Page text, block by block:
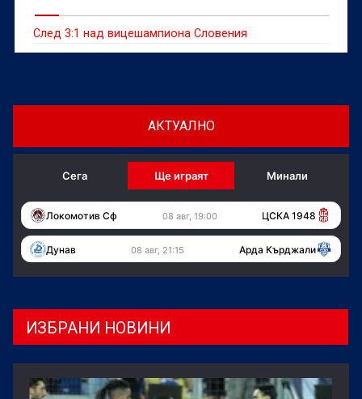
След 3:1 над вицешампиона Словения
АКТУАЛНО
Сега Ще играят Минали
Локомотив Сф 08 авг, 19:00 ЦСКА 1948
Дунав 08 авг, 21:15 Арда Кърджали
ИЗБРАНИ НОВИНИ